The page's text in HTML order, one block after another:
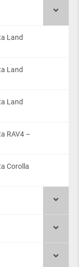
Land
Land
Land
RAV4 –
Corolla